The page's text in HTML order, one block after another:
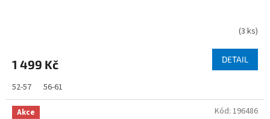
(3 ks)
1 499 Kč DETAIL
52-57 56-61
Akce Kód: 196486